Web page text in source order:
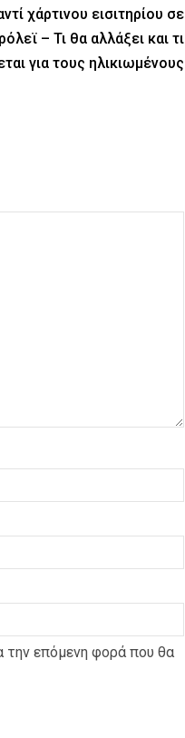
χάρτινου εισιτηρίου σε
– Τι θα αλλάξει και τι
για τους ηλικιωμένους
την επόμενη φορά που θα